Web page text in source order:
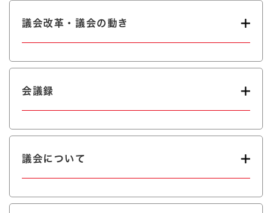
議会改革・議会の動き
会議録
議会について